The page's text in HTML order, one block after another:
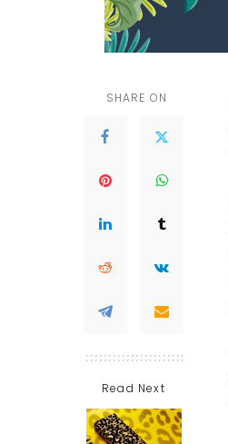
SHARE ON
Read Next